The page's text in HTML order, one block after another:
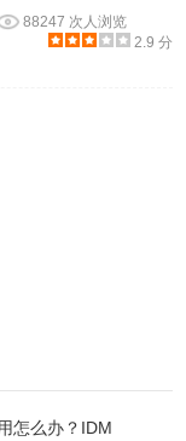
（网址）。
88247 次人浏览
2.9 分
怎么办？IDM